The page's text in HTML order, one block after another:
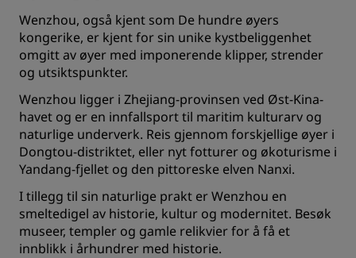
Wenzhou, også kjent som De hundre øyers
kongerike, er kjent for sin unike kystbeliggenhet
omgitt av øyer med imponerende klipper, strender
og utsiktspunkter.
Wenzhou ligger i Zhejiang-provinsen ved Øst-Kina-
havet og er en innfallsport til maritim kulturarv og
naturlige underverk. Reis gjennom forskjellige øyer i
Dongtou-distriktet, eller nyt fotturer og økoturisme i
Yandang-fjellet og den pittoreske elven Nanxi.
I tillegg til sin naturlige prakt er Wenzhou en
smeltedigel av historie, kultur og modernitet. Besøk
museer, templer og gamle relikvier for å få et
innblikk i århundrer med historie.